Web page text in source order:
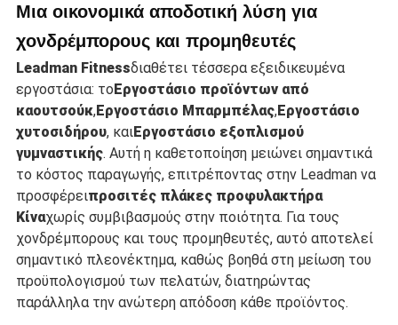
Μια οικονομικά αποδοτική λύση για
χονδρέμπορους και προμηθευτές
Leadman Fitnessδιαθέτει τέσσερα εξειδικευμένα
εργοστάσια: τοΕργοστάσιο προϊόντων από
καουτσούκ,Εργοστάσιο Μπαρμπέλας,Εργοστάσιο
χυτοσιδήρου, καιΕργοστάσιο εξοπλισμού
γυμναστικής. Αυτή η καθετοποίηση μειώνει σημαντικά
το κόστος παραγωγής, επιτρέποντας στην Leadman να
προσφέρειπροσιτές πλάκες προφυλακτήρα
Κίναχωρίς συμβιβασμούς στην ποιότητα. Για τους
χονδρέμπορους και τους προμηθευτές, αυτό αποτελεί
σημαντικό πλεονέκτημα, καθώς βοηθά στη μείωση του
προϋπολογισμού των πελατών, διατηρώντας
παράλληλα την ανώτερη απόδοση κάθε προϊόντος.